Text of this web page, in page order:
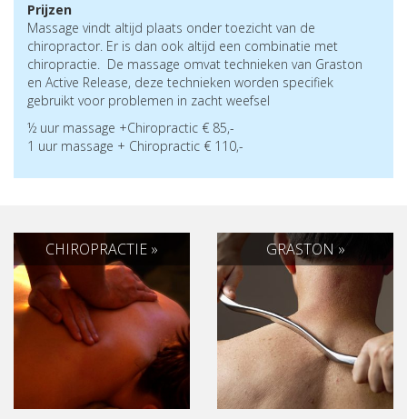
Prijzen
Massage vindt altijd plaats onder toezicht van de
chiropractor. Er is dan ook altijd een combinatie met
chiropractie. De massage omvat technieken van Graston
en Active Release, deze technieken worden specifiek
gebruikt voor problemen in zacht weefsel
½ uur massage +Chiropractic € 85,-
1 uur massage + Chiropractic € 110,-
CHIROPRACTIE » GRASTON »